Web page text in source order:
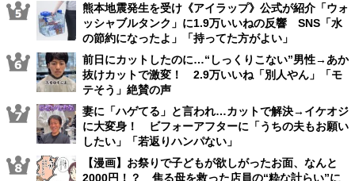
熊本地震発生を受け《アイラップ》公式が紹介「ウォ
ッシャブルタンク」に1.9万いいねの反響 SNS「水
の節約になったよ」「持ってた方がよい」
前日にカットしたのに…“しっくりこない”男性→あか
抜けカットで激変！ 2.9万いいね「別人やん」「モ
テそう」絶賛の声
妻に「ハゲてる」と言われ…カットで解決→イケオジ
に大変身！ ビフォーアフターに「うちの夫もお願い
したい」「若返りハンパない」
【漫画】お祭りで子どもが欲しがったお面、なんと
2000円！？ 焦る母を救った店員の“粋な計らい”に